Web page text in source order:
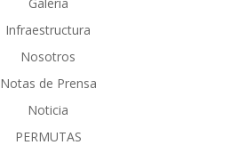
Infraestructura
Nosotros
Notas de Prensa
Noticia
PERMUTAS